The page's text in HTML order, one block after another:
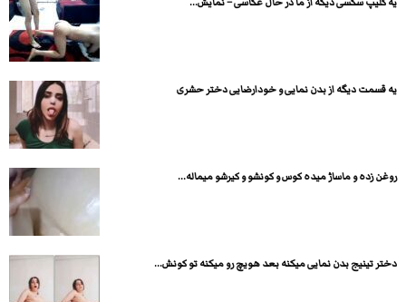
یه قسمت دیگه از بدن نمایی و خودارضایی دختر حشری
روغن زده و ماساژ میده کوس و کونشو و کیرشو میماله...
دختر تینیج بدن نمایی میکنه بعد هویچ رو میکنه تو کونش...